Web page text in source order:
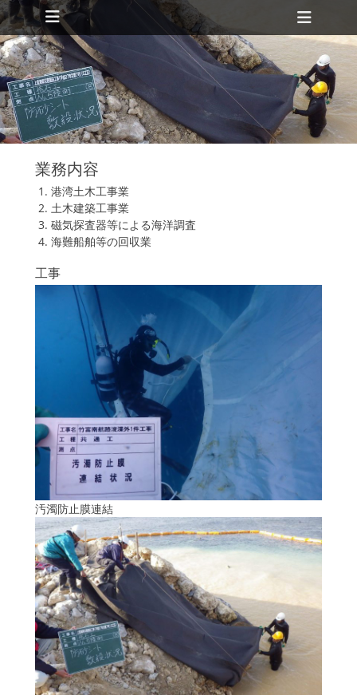
メインメニュー
コ
ン
テ
ン
ツ
へ
ス
ッ
プ
ヘ
ッ
ダ
ー
切
り
業務内容
港湾土木工事業
土木建築工事業
磁気探査器等による海洋調査
海難船舶等の回収業
工事
汚濁防止膜連結